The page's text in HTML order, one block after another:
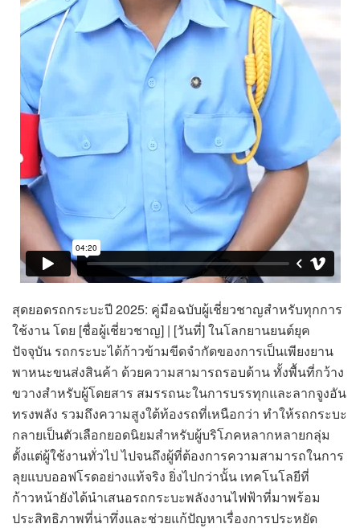
สุดยอดรถกระบะปี 2025: คู่มือฉบับผู้เชี่ยวชาญสำหรับทุกการ
ใช้งาน โดย [ชื่อผู้เชี่ยวชาญ] | [วันที่] ในโลกยานยนต์ยุค
ปัจจุบัน รถกระบะได้ก้าวข้ามขีดจำกัดของการเป็นเพียงยาน
พาหนะขนส่งสินค้า ด้วยความสามารถรอบด้าน ทั้งพื้นที่กว้าง
ขวางสำหรับผู้โดยสาร สมรรถนะในการบรรทุกและลากจูงอัน
ทรงพลัง รวมถึงความสูงใต้ท้องรถที่เหนือกว่า ทำให้รถกระบะ
กลายเป็นตัวเลือกยอดนิยมสำหรับผู้บริโภคหลากหลายกลุ่ม
ตั้งแต่ผู้ใช้งานทั่วไป ไปจนถึงผู้ที่ต้องการความสามารถในการ
ลุยแบบออฟโรดอย่างแท้จริง ยิ่งไปกว่านั้น เทคโนโลยีที่
ก้าวหน้ายังได้นำเสนอรถกระบะพลังงานไฟฟ้าที่มาพร้อม
ประสิทธิภาพที่น่าทึ่งและช่วยแก้ปัญหาเรื่องการประหยัด